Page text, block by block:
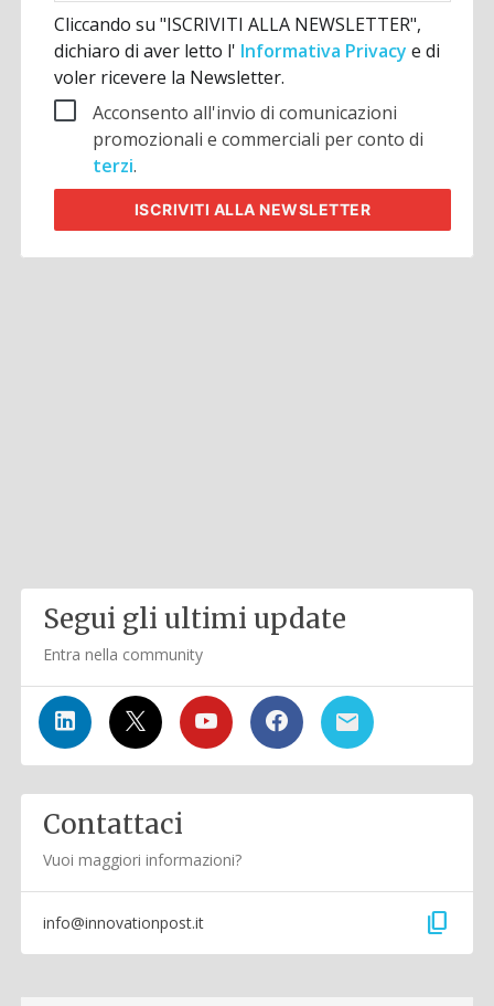
Cliccando su "ISCRIVITI ALLA NEWSLETTER",
dichiaro di aver letto l' Informativa Privacye di
voler ricevere la Newsletter.
Acconsento all'invio di comunicazioni
promozionali e commerciali per conto di
terzi.
ISCRIVITI ALLA NEWSLETTER
Segui gli ultimi update
Entra nella community
Contattaci
Vuoi maggiori informazioni?
info@innovationpost.it content_copy